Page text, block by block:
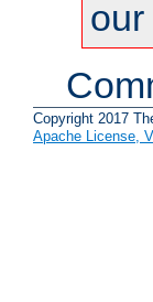
our
Copyright 2017
Apache License,